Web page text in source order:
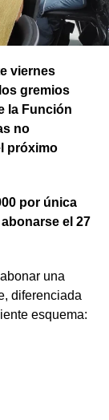
viernes
gremios
la Función
no
próximo
por única
el 27
una
diferenciada
esquema: